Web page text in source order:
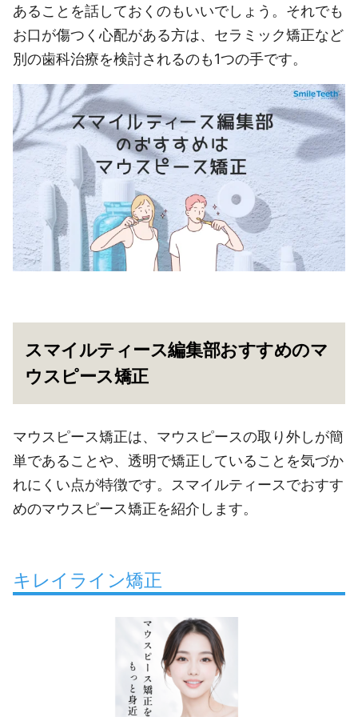
あることを話しておくのもいいでしょう。それでも
お口が傷つく心配がある方は、セラミック矯正など
別の歯科治療を検討されるのも1つの手です。
スマイルティース編集部おすすめのマ
ウスピース矯正
マウスピース矯正は、マウスピースの取り外しが簡
単であることや、透明で矯正していることを気づか
れにくい点が特徴です。スマイルティースでおすす
めのマウスピース矯正を紹介します。
キレイライン矯正